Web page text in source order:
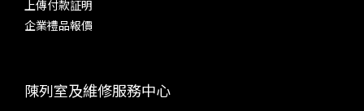
上傳付款証明
企業禮品報價
陳列室及維修服務中心